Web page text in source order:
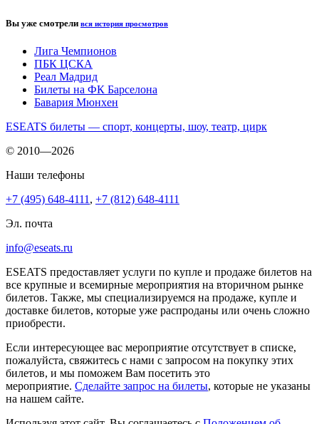
Вы уже смотрели вся история просмотров
Лига Чемпионов
ПБК ЦСКА
Реал Мадрид
Билеты на ФК Барселона
Бавария Мюнхен
ESEATS билеты — спорт, концерты, шоу, театр, цирк
© 2010—2026
Наши телефоны
+7 (495) 648-4111 , +7 (812) 648-4111
Эл. почта
info@eseats.ru
ESEATS предоставляет услуги по купле и продаже билетов на
все крупные и всемирные мероприятия на вторичном рынке
билетов. Также, мы специализируемся на продаже, купле и
доставке билетов, которые уже распроданы или очень сложно
приобрести.
Если интересующее вас мероприятие отсутствует в списке,
пожалуйста, свяжитесь с нами с запросом на покупку этих
билетов, и мы поможем Вам посетить это
мероприятие. Cделайте запрос на билеты, которые не указаны
на нашем сайте.